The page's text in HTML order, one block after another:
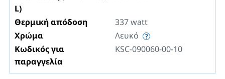
L)
Θερμική απόδοση 337watt
Χρώμα
Λευκό
Κωδικός για
παραγγελία
KSC-090060-00-10